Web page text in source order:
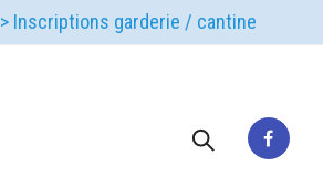
> Inscriptions garderie / cantine